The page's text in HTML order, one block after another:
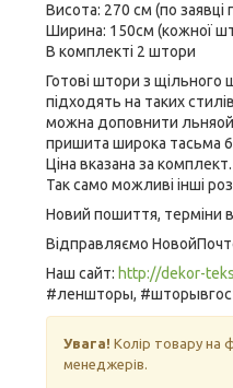
Висота: 270 см (по заявці
Ширина: 150см (кожної
В комплекті 2 штори
Готові штори з щільного
підходять на таких
можна доповнити льняой
пришита широка тасьма
Ціна вказана за комплект.
Так само можливі інші
Новий пошиття, терміни
Відправляємо
Наш сайт: http://dekor-
#леншторы,
Увага! Колір товару на
менеджерів.